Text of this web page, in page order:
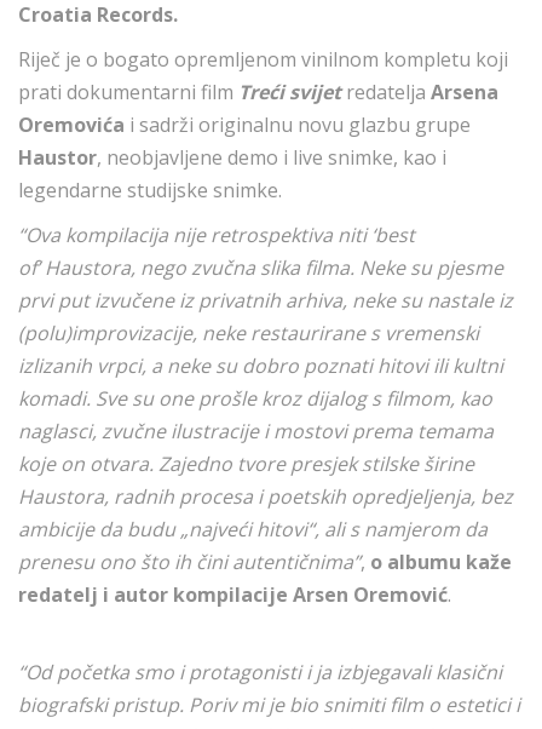
Croatia Records.
Riječ je o bogato opremljenom vinilnom kompletu koji
prati dokumentarni film Treći svijetredatelja Arsena
Oremovića i sadrži originalnu novu glazbu grupe
Haustor, neobjavljene demo i live snimke, kao i
legendarne studijske snimke.
“Ova kompilacija nije retrospektiva niti ‘best
of’ Haustora, nego zvučna slika filma. Neke su pjesme
prvi put izvučene iz privatnih arhiva, neke su nastale iz
(polu)improvizacije, neke restaurirane s vremenski
izlizanih vrpci, a neke su dobro poznati hitovi ili kultni
komadi. Sve su one prošle kroz dijalog s filmom, kao
naglasci, zvučne ilustracije i mostovi prema temama
koje on otvara. Zajedno tvore presjek stilske širine
Haustora, radnih procesa i poetskih opredjeljenja, bez
ambicije da budu „najveći hitovi“, ali s namjerom da
prenesu ono što ih čini autentičnima”, o albumu kaže
redatelj i autor kompilacije Arsen Oremović.
“Od početka smo i protagonisti i ja izbjegavali klasični
biografski pristup. Poriv mi je bio snimiti film o estetici i